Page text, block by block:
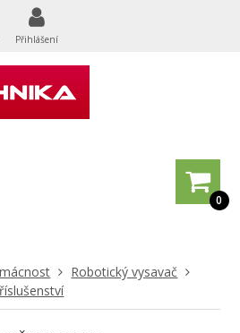
0
Robotický vysavač
Přihlášení